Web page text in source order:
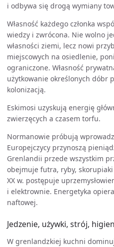
i odbywa się drogą wymiany
Własność każdego członka
wiedzy i zwrócona. Nie wolno
własności ziemi, lecz nowi
miejscowych na osiedlenie,
ograniczone. Własność
użytkowanie określonych dóbr
kolonizacją.
Eskimosi uzyskują energię
zwierzęcych a czasem torfu.
Normanowie próbują
Europejczycy przynoszą
Grenlandii przede wszystkim
obejmuje futra, ryby,
XX w. postępuje
i elektrownie. Energetyka
naftowej.
Jedzenie, używki, strój,
W grenlandzkiej kuchni